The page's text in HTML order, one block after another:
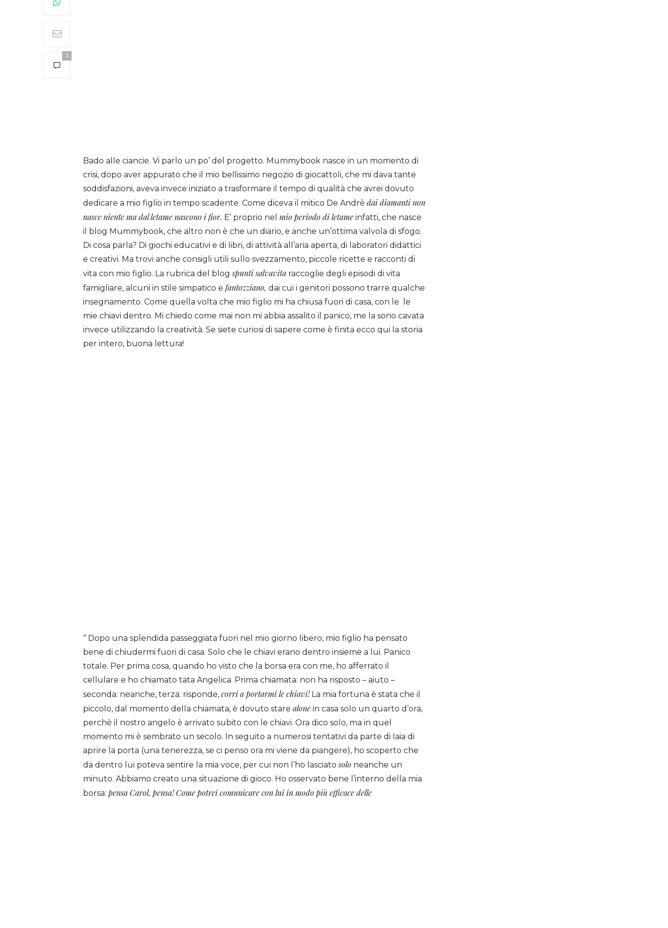
1
Bado alle ciancie. Vi parlo un po’ del progetto. Mummybook nasce in un momento di
crisi, dopo aver appurato che il mio bellissimo negozio di giocattoli, che mi dava tante
soddisfazioni, aveva invece iniziato a trasformare il tempo di qualità che avrei dovuto
dedicare a mio figlio in tempo scadente. Come diceva il mitico De Andrè dai diamanti non
nasce niente ma dal letamenascono i fior. E’ proprio nel mio periodo diletame infatti, che nasce
il blog Mummybook, che altro non è che un diario, e anche un’ottima valvola di sfogo.
Di cosa parla? Di giochi educativi e di libri, di attività all’aria aperta, di laboratori didattici
e creativi. Ma trovi anche consigli utili sullo svezzamento, piccole ricette e racconti di
vita con mio figlio. La rubrica del blogspunti salvavita raccoglie degli episodi di vita
famigliare, alcuni in stile simpatico e fantozziano, dai cui i genitori possono trarre qualche
insegnamento. Come quella volta che mio figlio mi ha chiusa fuori di casa, con le le
mie chiavi dentro. Mi chiedo come mai non mi abbia assalito il panico, me la sono cavata
invece utilizzando la creatività. Se siete curiosi di sapere come è finita ecco qui la storia
per intero, buona lettura!
“ Dopo una splendida passeggiata fuori nel mio giorno libero, mio figlio ha pensato
bene di chiudermi fuori di casa. Solo che le chiavi erano dentro insieme a lui. Panico
totale. Per prima cosa, quando ho visto che la borsa era con me, ho afferrato il
cellulare e ho chiamato tata Angelica. Prima chiamata: non ha risposto – aiuto –
seconda: neanche, terza: risponde, corri a portarmi le chiavi! La mia fortuna è stata che il
piccolo, dal momento della chiamata, è dovuto stare alone in casa solo un quarto d’ora,
perchè il nostro angelo è arrivato subito con le chiavi. Ora dico solo, ma in quel
momento mi è sembrato un secolo. In seguito a numerosi tentativi da parte di Iaia di
aprire la porta (una tenerezza, se ci penso ora mi viene da piangere), ho scoperto che
da dentro lui poteva sentire la mia voce, per cui non l’ho lasciatosolo neanche un
minuto. Abbiamo creato una situazione di gioco. Ho osservato bene l’interno della mia
borsa: pensa Carol, pensa! Come potrei comunicare con lui in modo più efficacedelle